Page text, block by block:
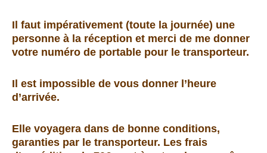
Il faut impérativement (toute la journée) une
personne à la réception et merci de me donner
votre numéro de portable pour le transporteur.
Il est impossible de vous donner l’heure
d’arrivée.
Elle voyagera dans de bonne conditions,
garanties par le transporteur. Les frais